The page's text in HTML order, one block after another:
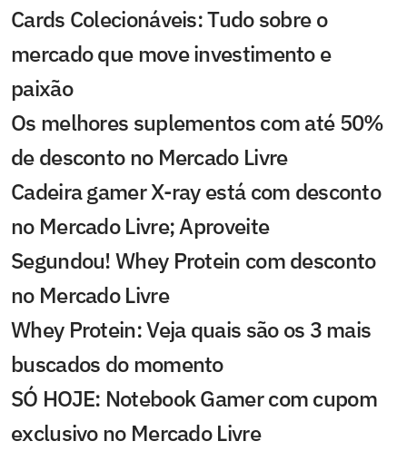
Cards Colecionáveis: Tudo sobre o
mercado que move investimento e
paixão
Os melhores suplementos com até 50%
de desconto no Mercado Livre
Cadeira gamer X-ray está com desconto
no Mercado Livre; Aproveite
Segundou! Whey Protein com desconto
no Mercado Livre
Whey Protein: Veja quais são os 3 mais
buscados do momento
SÓ HOJE: Notebook Gamer com cupom
exclusivo no Mercado Livre